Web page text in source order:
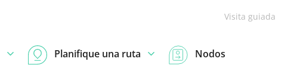
Visita guiada
Planifique una ruta Nodos